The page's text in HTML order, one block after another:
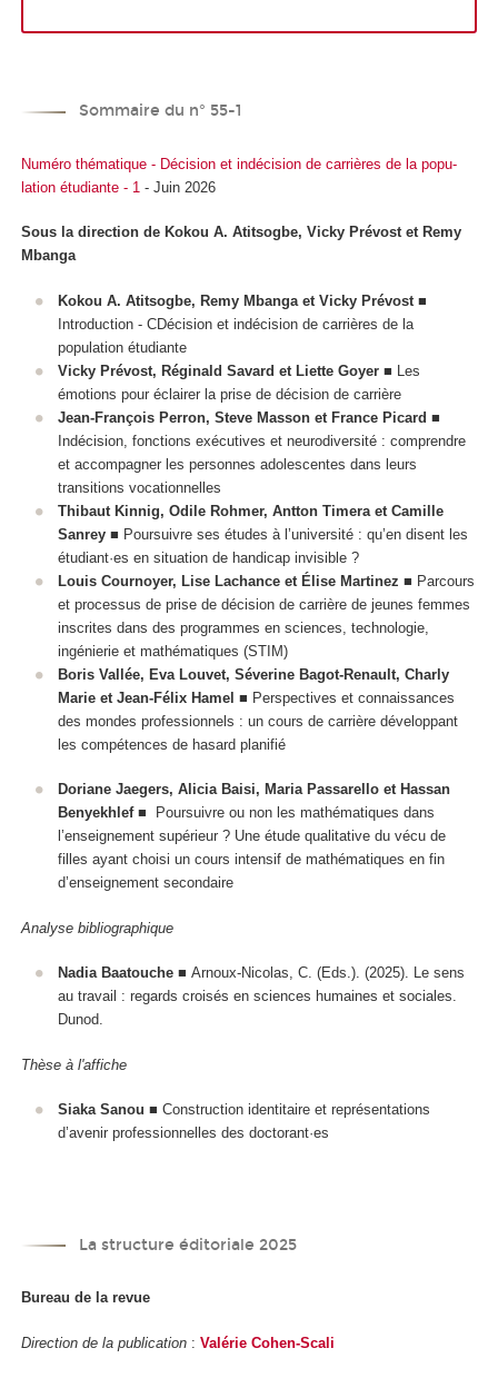
Sommaire du n° 55-1
Numéro thématique - Décision et indécision de carrières de la popu-
lation étudiante - 1 - Juin 2026
Sous la direction de Kokou A. Atitsogbe, Vicky Prévost et Remy
Mbanga
Kokou A. Atitsogbe, Remy Mbanga et Vicky Prévost ■
Introduction - CDécision et indécision de carrières de la
population étudiante
Vicky Prévost, Réginald Savard et Liette Goyer■ Les
émotions pour éclairer la prise de décision de carrière
Jean-François Perron, Steve Masson et France Picard ■
Indécision, fonctions exécutives et neurodiversité : comprendre
et accompagner les personnes adolescentes dans leurs
transitions vocationnelles
Thibaut Kinnig, Odile Rohmer, Antton Timera et Camille
Sanrey■ Poursuivre ses études à l’université : qu’en disent les
étudiant·es en situation de handicap invisible ?
Louis Cournoyer, Lise Lachance et Élise Martinez ■ Parcours
et processus de prise de décision de carrière de jeunes femmes
inscrites dans des programmes en sciences, technologie,
ingénierie et mathématiques (STIM)
Boris Vallée, Eva Louvet, Séverine Bagot-Renault, Charly
Marie et Jean-Félix Hamel ■ Perspectives et connaissances
des mondes professionnels : un cours de carrière développant
les compétences de hasard planifié
Doriane Jaegers, Alicia Baisi, Maria Passarello et Hassan
Benyekhlef ■
Poursuivre ou non les mathématiques dans
l’enseignement supérieur ? Une étude qualitative du vécu de
filles ayant choisi un cours intensif de mathématiques en fin
d’enseignement secondaire
Analyse bibliographique
Nadia Baatouche ■ Arnoux-Nicolas, C. (Eds.). (2025). Le sens
au travail : regards croisés en sciences humaines et sociales.
Dunod.
Thèse à l'affiche
Siaka Sanou ■ Construction identitaire et représentations
d’avenir professionnelles des doctorant·es
La structure éditoriale 2025
Bureau de la revue
Direction de la publication : Valérie Cohen-Scali